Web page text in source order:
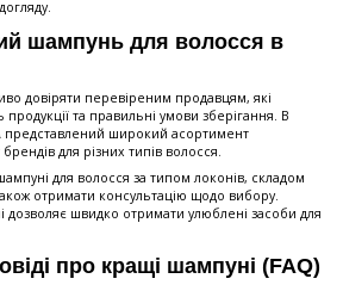
шампунь для волосся в
довіряти перевіреним продавцям, які
продукції та правильні умови зберігання. В
представлений широкий асортимент
для різних типів волосся.
шампуні для волосся за типом локонів, складом
отримати консультацію щодо вибору.
дозволяє швидко отримати улюблені засоби для
про кращі шампуні (FAQ)